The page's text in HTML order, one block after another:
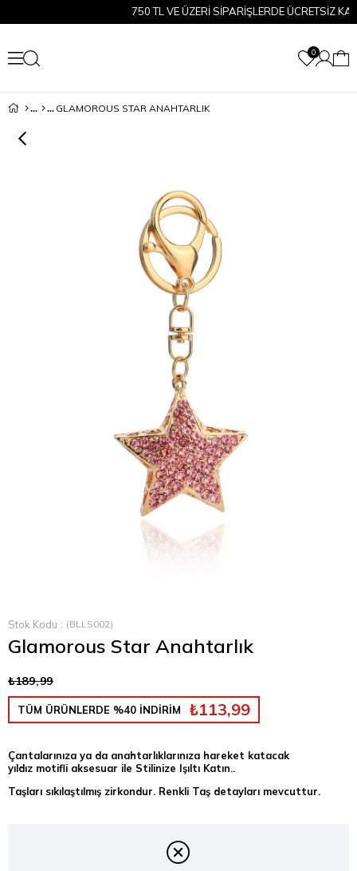
750 TL VE ÜZERİ SİPARİŞLERDE ÜCRETSİZ
0
GLAMOROUS STAR ANAHTARLIK
Stok Kodu (BLLS002)
Glamorous Star Anahtarlık
₺189,99
TÜM ÜRÜNLERDE %40 İNDİRİM ₺113,99
Çantalarınıza ya da anahtarlıklarınıza hareket katacak
yıldız motifli aksesuar ile Stilinize Işıltı Katın..
Taşları sıkılaştılmış zirkondur. Renkli Taş detayları mevcuttur.